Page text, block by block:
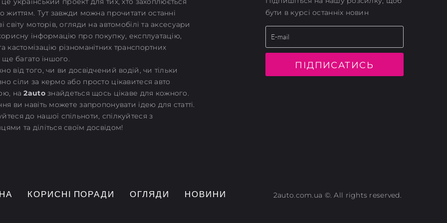
життям. Тут завжди можна прочитати останні
світу моторів, огляди на автомобілі та аксесуари
інформацію про покупку, експлуатацію,
кастомізацію різноманітних транспортних
ще багато іншого.
від того, чи ви досвідчений водій, чи тільки
сіли за кермо або просто цікавитеся авто
на2autoзнайдеться щось цікаве для кожного.
ви навіть можете запропонувати ідею для статті.
до нашої спільноти, спілкуйтеся з
та діліться своїм досвідом!
бути в курсі останніх новин
ПІДПИСАТИСЬ
КОРИСНІ ПОРАДИ ОГЛЯДИ НОВИНИ 2auto.com.ua ©. All rights reserved.